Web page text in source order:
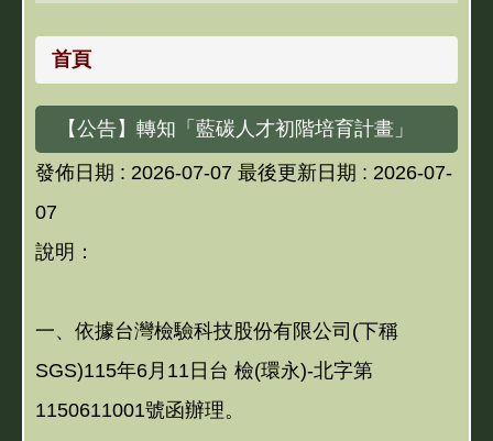
首頁
【公告】轉知「藍碳人才初階培育計畫」
發佈日期 : 2026-07-07 最後更新日期 : 2026-07-
07
說明：
一、依據台灣檢驗科技股份有限公司(下稱
SGS)115年6月11日台 檢(環永)-北字第
1150611001號函辦理。